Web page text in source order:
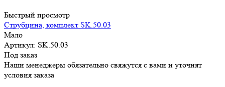
Быстрый просмотр
Струбцина, комплект SK.50.03
Мало
Артикул: SK.50.03
Под заказ
Наши менеджеры обязательно свяжутся с вами и уточнят
условия заказа